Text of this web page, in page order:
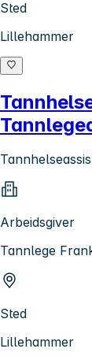
Sted
Lillehammer
Arbeidsgiver
Tannlege
Sted
Lillehammer